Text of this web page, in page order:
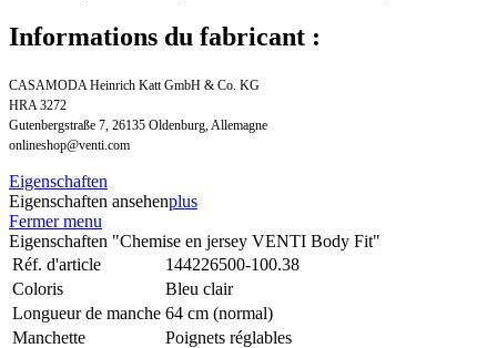
Informations du fabricant :
CASAMODA Heinrich Katt GmbH & Co. KG
HRA 3272
Gutenbergstraße 7, 26135 Oldenburg, Allemagne
onlineshop@venti.com
Eigenschaften
Eigenschaften ansehenplus
Fermer menu
Eigenschaften "Chemise en jersey VENTI Body Fit"
Réf. d'article
144226500-100.38
Coloris
Bleu clair
Longueur de manche 64 cm (normal)
Manchette
Poignets réglables